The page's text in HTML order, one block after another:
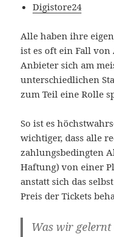
Digistore24
Alle haben ihre
ist es oft ein Fall
Anbieter sich am
unterschiedlichen
zum Teil eine Rolle
So ist es
wichtiger, dass alle
zahlungsbedingten
Haftung) von einer
anstatt sich das
Preis der Tickets
Was wir